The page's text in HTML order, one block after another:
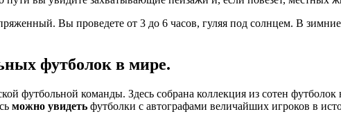
Вы проведете от 3 до 6 часов, гуляя под солнцем. В
футболок в мире.
футбольной команды. Здесь собрана коллекция из сотен
можно увидеть футболки с автографами величайших игроков в